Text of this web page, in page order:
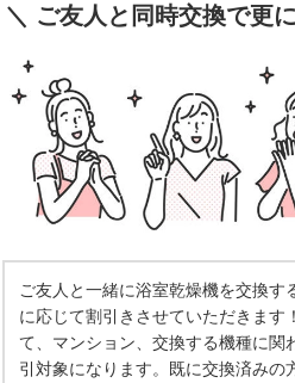
＼ ご友人と同時交換で更
ご友人と一緒に浴室乾燥機を交換す
に応じて割引きさせていただきます
て、マンション、交換する機種に関
引対象になります。既に交換済みの